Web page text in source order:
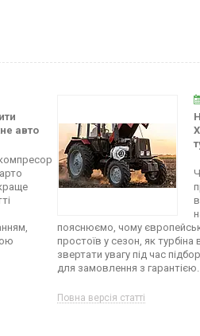
авто
пояснюємо, чому
простоїв у сезон, як
звертати увагу під час
для замовлення з гарантією.
Повна версія статті